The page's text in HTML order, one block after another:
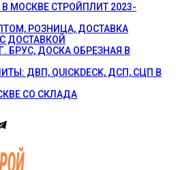
МОСКВЕ СТРОЙПЛИТ 2023-
РОЗНИЦА, ДОСТАВКА
ДОСТАВКОЙ
БРУС, ДОСКА ОБРЕЗНАЯ В
ДВП, QUICKDECK, ДСП, СЦП В
СО СКЛАДА